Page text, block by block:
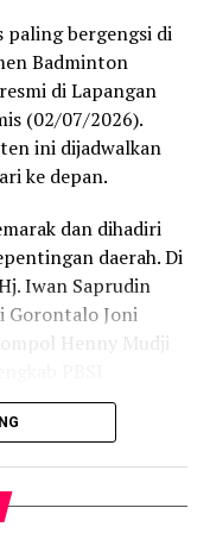
akbar ini menjadi
memperjuangkan
ke daerah.
pantai yang
melimpah,
tinggi untuk
bahwa Rakornas
dalam
pembangunan
ini, kami
pusat dan
impak nyata di
paling bergengsi di
Badminton
di Lapangan
(02/07/2026).
ini dijadwalkan
ke depan.
dan dihadiri
daerah. Di
Iwan Saprudin
Gorontalo Joni
Henny Mudji
Vhia Mbuinga,
Area PT
terlaksana berkat